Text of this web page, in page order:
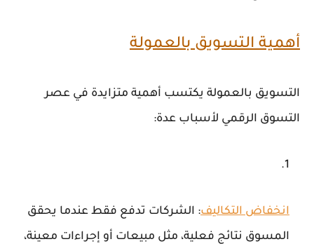
أهمية التسويق بالعمولة
التسويق بالعمولة يكتسب أهمية متزايدة في عصر
التسوق الرقمي لأسباب عدة:
انخفاض التكاليف: الشركات تدفع فقط عندما يحقق
المسوق نتائج فعلية، مثل مبيعات أو إجراءات معينة،